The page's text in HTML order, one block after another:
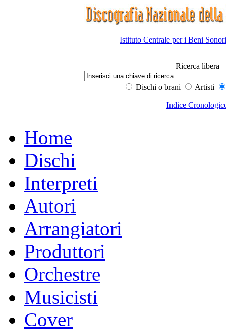
Istituto Centrale per i Beni
Ricerca libera
Dischi o brani Artisti
Indice
Home
Dischi
Interpreti
Autori
Arrangiatori
Produttori
Orchestre
Musicisti
Cover